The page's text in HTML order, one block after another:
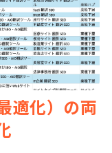
適化）の両